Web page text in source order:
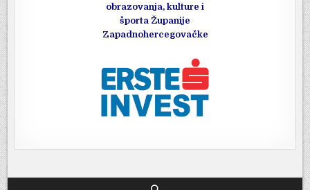
obrazovanja, kulture i
športa Županije
Zapadnohercegovačke